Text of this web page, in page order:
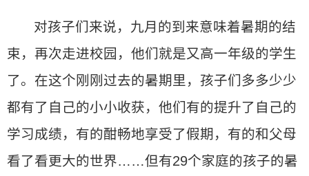
对孩子们来说，九月的到来意味着暑期的结
束，再次走进校园，他们就是又高一年级的学生
了。在这个刚刚过去的暑期里，孩子们多多少少
都有了自己的小小收获，他们有的提升了自己的
学习成绩，有的酣畅地享受了假期，有的和父母
看了看更大的世界……但有29个家庭的孩子的暑